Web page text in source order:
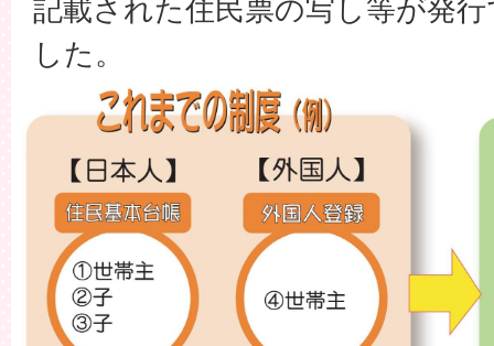
記載された住民票の写し等が発
した。